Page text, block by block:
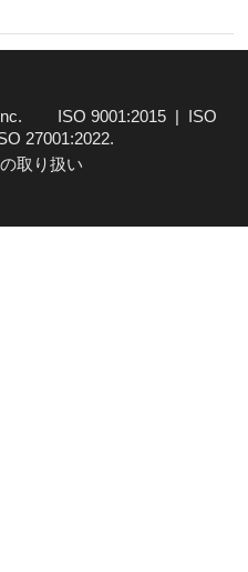
された攻撃のトレンドを知っ
攻撃と類似する他の攻撃にも
Inc. ISO 9001:2015 | ISO
27001:2022.
取り扱い